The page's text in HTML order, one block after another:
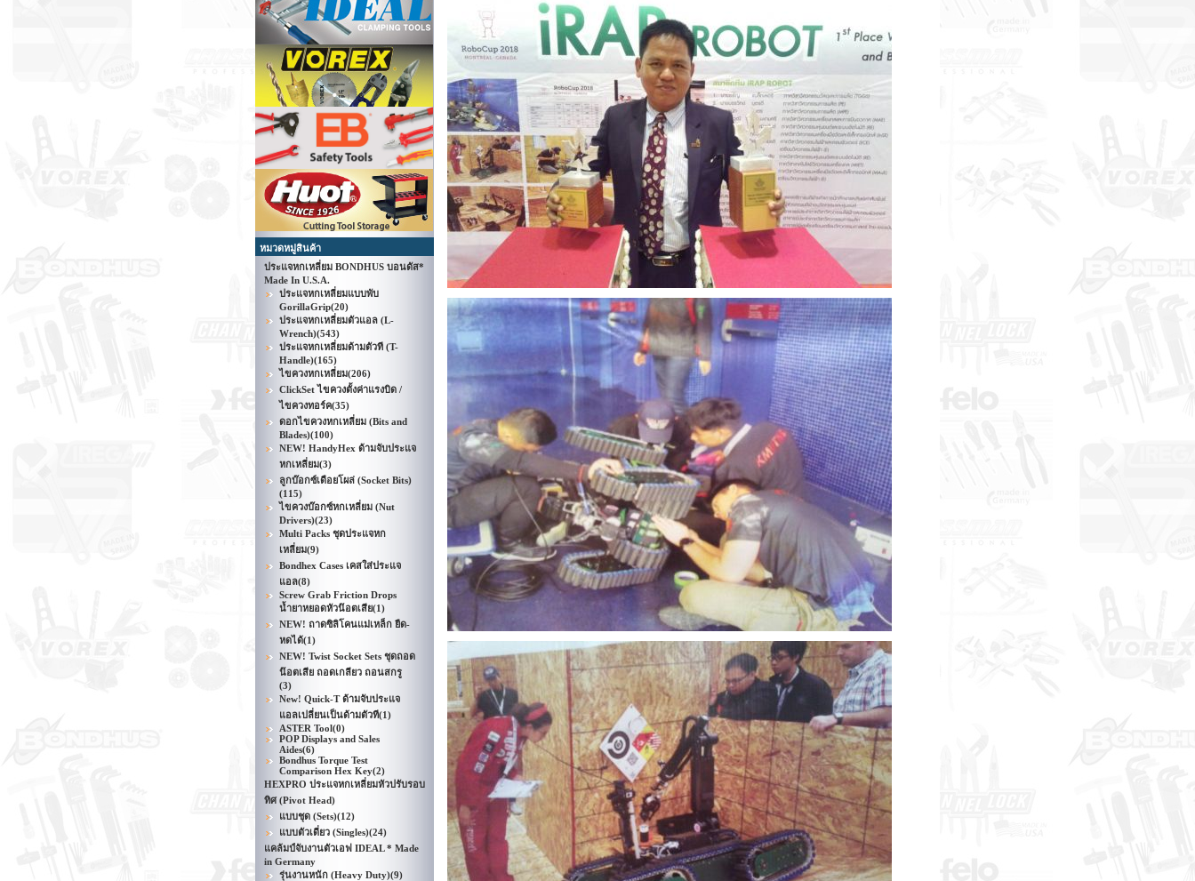
หมวดหมู่สินค้า
ประแจหกเหลี่ยม BONDHUS บอนดัส*
Made In U.S.A.
ประแจหกเหลี่ยมแบบพับ
GorillaGrip(20)
ประแจหกเหลี่ยมตัวแอล (L-
Wrench)(543)
ประแจหกเหลี่ยมด้ามตัวที (T-
Handle)(165)
ไขควงหกเหลี่ยม(206)
ClickSet ไขควงตั้งค่าแรงบิด /
ไขควงทอร์ค(35)
ดอกไขควงหกเหลี่ยม (Bits and
Blades)(100)
NEW! HandyHex ด้ามจับประแจ
หกเหลี่ยม(3)
ลูกบ๊อกซ์เดือยโผล่ (Socket Bits)
(115)
ไขควงบ๊อกซ์หกเหลี่ยม (Nut
Drivers)(23)
Multi Packs ชุดประแจหก
เหลี่ยม(9)
Bondhex Cases เคสใส่ประแจ
แอล(8)
Screw Grab Friction Drops
น้ำยาหยอดหัวน๊อตเสีย(1)
NEW! ถาดซิลิโคนแม่เหล็ก ยืด-
หดได้(1)
NEW! Twist Socket Sets ชุดถอด
น๊อตเสีย ถอดเกลียว ถอนสกรู
(3)
New! Quick-T ด้ามจับประแจ
แอลเปลี่ยนเป็นด้ามตัวที(1)
ASTER Tool(0)
POP Displays and Sales
Aides(6)
Bondhus Torque Test
Comparison Hex Key(2)
HEXPRO ประแจหกเหลี่ยมหัวปรับรอบ
ทิศ (Pivot Head)
แบบชุด (Sets)(12)
แบบตัวเดี่ยว (Singles)(24)
แคล้มป์จับงานตัวเอฟ IDEAL * Made
in Germany
รุ่นงานหนัก (Heavy Duty)(9)